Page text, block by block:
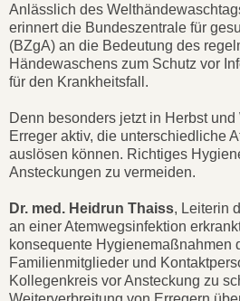
Anlässlich des
erinnert die Bundeszentrale für
(BZgA) an die Bedeutung des
Händewaschens zum Schutz vor
für den Krankheitsfall.
Denn besonders jetzt in Herbst
Erreger aktiv, die unterschiedliche
auslösen können. Richtiges
Ansteckungen zu vermeiden.
Dr. med. Heidrun Thaiss, Leiterin
an einer Atemwegsinfektion
konsequente Hygienemaßnahmen
Familienmitglieder und
Kollegenkreis vor Ansteckung zu